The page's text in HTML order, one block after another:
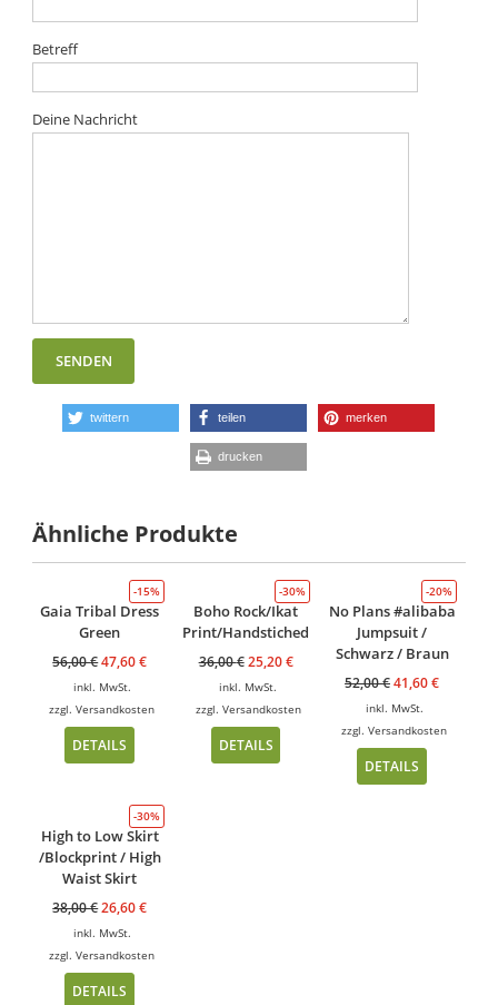
Betreff
Deine Nachricht
twittern teilen merken
drucken
Ähnliche Produkte
-15%
Gaia Tribal Dress
Green
56,00€47,60€
inkl. MwSt.
zzgl.Versandkosten
DETAILS
-30%
Boho Rock/Ikat
Print/Handstiched
36,00€ 25,20€
inkl. MwSt.
zzgl. Versandkosten
DETAILS
-20%
No Plans #alibaba
Jumpsuit /
Schwarz / Braun
52,00€41,60€
inkl. MwSt.
zzgl.Versandkosten
DETAILS
-30%
High to Low Skirt
/Blockprint / High
Waist Skirt
38,00€26,60€
inkl. MwSt.
zzgl.Versandkosten
DETAILS